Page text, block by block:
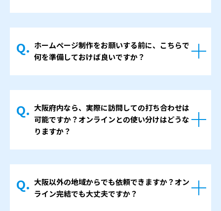
原稿や写真のご準備状況、社内の確認・決裁
のフローによって前後します。 進め方につい
ては、最初に大まかなスケジュールと工程を
整理します。担当者さまお一人に負担が集中
しないよう、段階を踏みながら進行すること
を心がけています。
ホームページ制作をお願いする前に、こちらで
何を準備しておけば良いですか？
る目的」「どういう人に見てほしいか」とい
うターゲット像です。
既存のパンフレットや会社案内などがあれ
ば、それも大きな材料になります。原稿・文
章がまとまっていなくても問題ありません。
打ち合わせの中でお話をうかがい、必要な情
報を整理しながら、当社側で原稿のたたき台
大阪府内なら、実際に訪問しての打ち合わせは
可能ですか？オンラインとの使い分けはどうな
りますか？
また神戸や京都、奈良もエリアによっては訪
問可能でございます。最初のヒアリングや、
大阪以外の地域からでも依頼できますか？オン
ライン完結でも大丈夫ですか？